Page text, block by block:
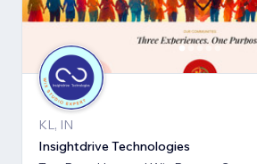
KL, IN
Insightdrive Technologies